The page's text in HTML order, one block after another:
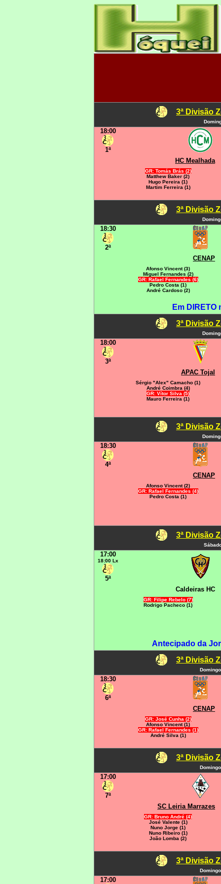
3ª Divisão
18:00
1ª
HC Mealhada
GR: Tomás Brás (2)
Matthew Baker (2)
Hugo Pereira (1)
Martim Ferreira (1)
3ª Divisão
18:30
2ª
CENAP
Afonso Vincent (3)
Miguel Fernandes (2)
GR: Rafael Fernandes (6)
Pedro Costa (1)
André Cardoso (2)
Em DIRETO
3ª Divisão
18:00
3ª
APAC Tojal
Sérgio "Alex" Camacho (1)
André Coimbra (4)
GR: Vítor Silva (5)
Mauro Ferreira (1)
3ª Divisão
18:30
4ª
CENAP
Afonso Vincent (2)
GR: Rafael Fernandes (4)
Pedro Costa (1)
3ª Divisão
17:00
18:00 Lx
5ª
Caldeiras HC
GR: Filipe Rebelo (7)
Rodrigo Pacheco (1)
Antecipado da
3ª Divisão
18:30
6ª
CENAP
GR: José Cunha (2)
Afonso Vincent (1)
GR: Rafael Fernandes (1)
André Silva (1)
3ª Divisão
17:00
7ª
SC Leiria Marrazes
GR: Bruno André (4)
José Valente (1)
Nuno Jorge (1)
Nuno Ribeiro (1)
João Lomba (2)
3ª Divisão
17:00